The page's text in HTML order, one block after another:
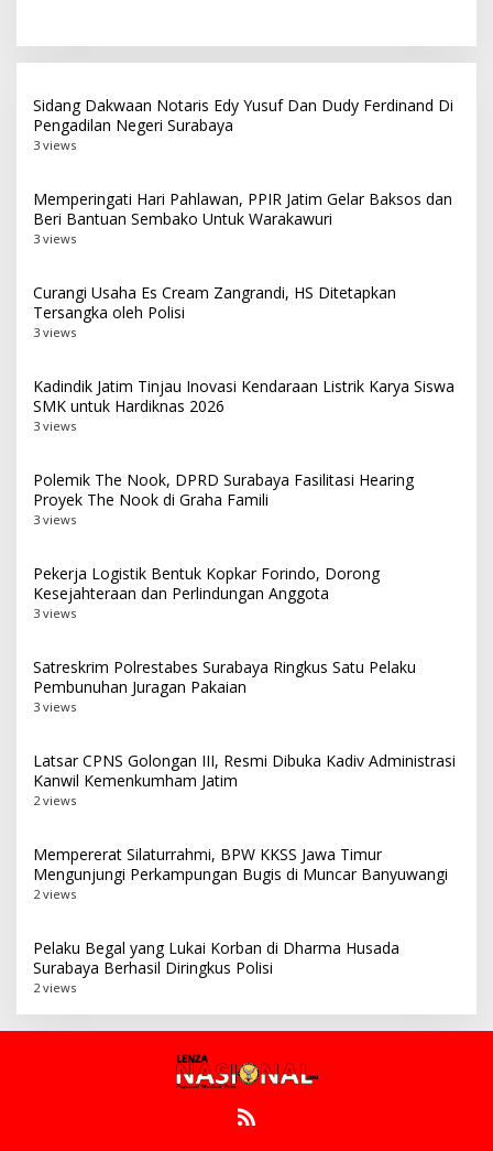
Sidang Dakwaan Notaris Edy Yusuf Dan Dudy Ferdinand Di
Pengadilan Negeri Surabaya
3 views
Memperingati Hari Pahlawan, PPIR Jatim Gelar Baksos dan
Beri Bantuan Sembako Untuk Warakawuri
3 views
Curangi Usaha Es Cream Zangrandi, HS Ditetapkan
Tersangka oleh Polisi
3 views
Kadindik Jatim Tinjau Inovasi Kendaraan Listrik Karya Siswa
SMK untuk Hardiknas 2026
3 views
Polemik The Nook, DPRD Surabaya Fasilitasi Hearing
Proyek The Nook di Graha Famili
3 views
Pekerja Logistik Bentuk Kopkar Forindo, Dorong
Kesejahteraan dan Perlindungan Anggota
3 views
Satreskrim Polrestabes Surabaya Ringkus Satu Pelaku
Pembunuhan Juragan Pakaian
3 views
Latsar CPNS Golongan III, Resmi Dibuka Kadiv Administrasi
Kanwil Kemenkumham Jatim
2 views
Mempererat Silaturrahmi, BPW KKSS Jawa Timur
Mengunjungi Perkampungan Bugis di Muncar Banyuwangi
2 views
Pelaku Begal yang Lukai Korban di Dharma Husada
Surabaya Berhasil Diringkus Polisi
2 views